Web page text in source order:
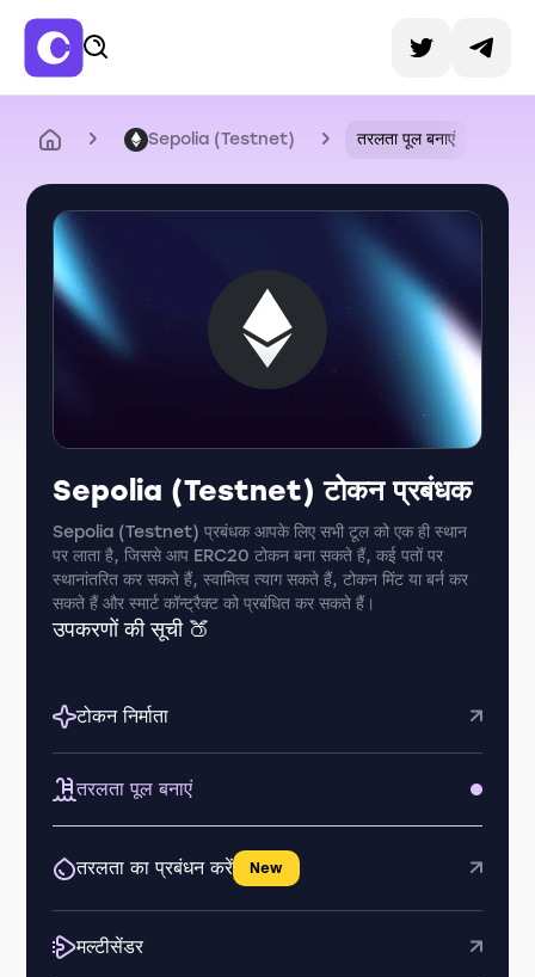
Sepolia (Testnet) तरलता पूल बनाएं
Sepolia (Testnet) टोकन प्रबंधक
Sepolia (Testnet) प्रबंधक आपके लिए सभी टूल को एक ही स्थान
पर लाता है, जिससे आप ERC20 टोकन बना सकते हैं, कई पतों पर
स्थानांतरित कर सकते हैं, स्वामित्व त्याग सकते हैं, टोकन मिंट या बर्न कर
सकते हैं और स्मार्ट कॉन्ट्रैक्ट को प्रबंधित कर सकते हैं।
उपकरणों की सूची 🍑
टोकन निर्माता
तरलता पूल बनाएं
तरलता का प्रबंधन करें New
मल्टीसेंडर